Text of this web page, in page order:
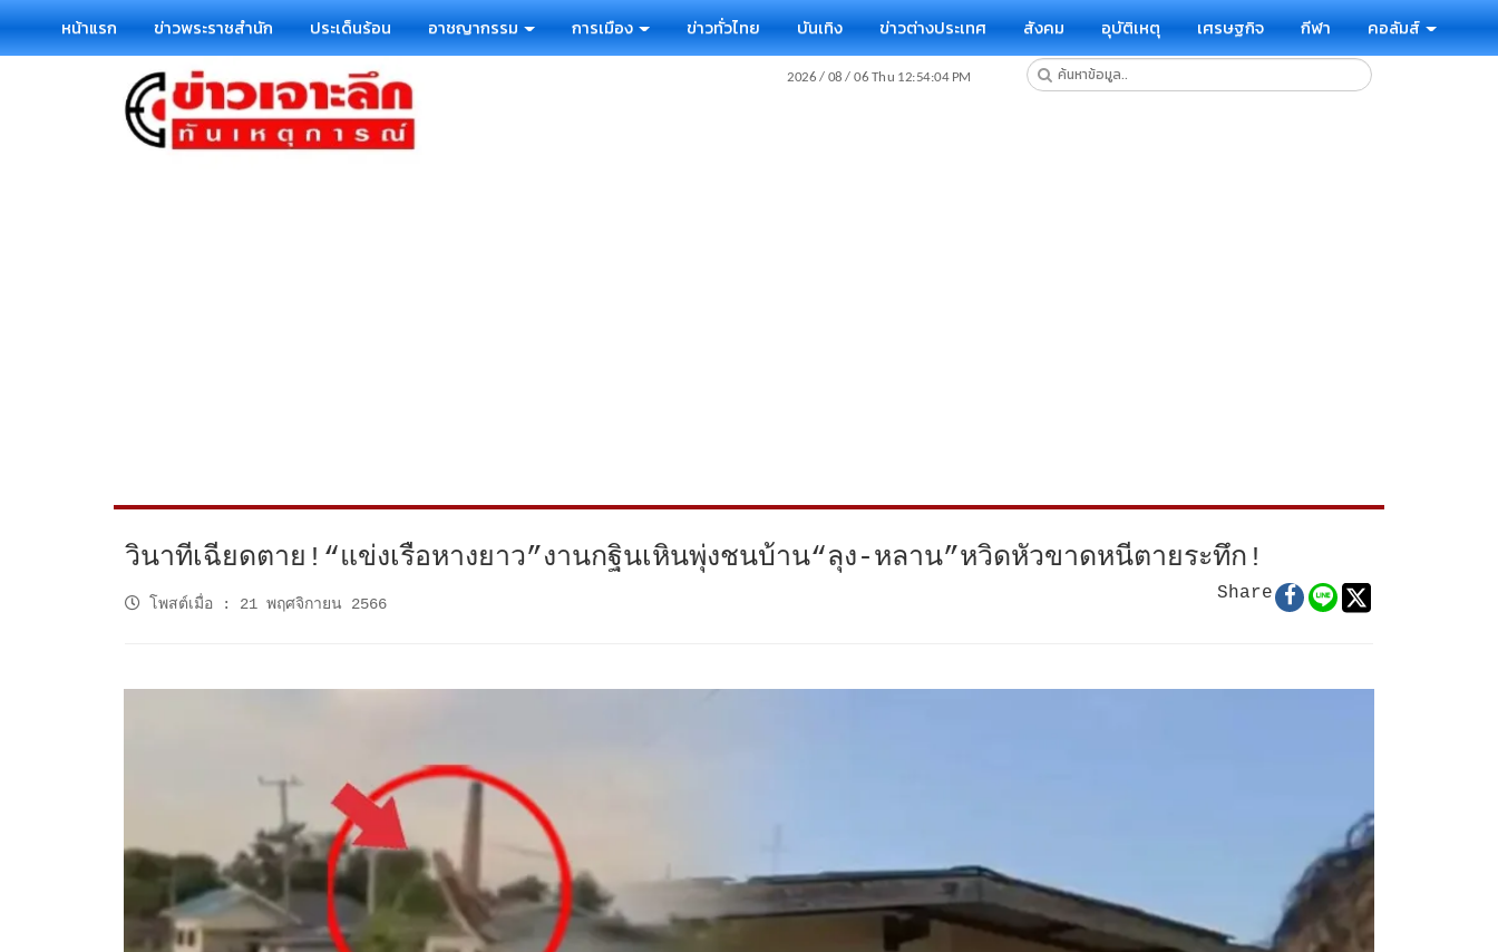
หน้าแรก ข่าวพระราชสำนัก ประเด็นร้อน อาชญากรรม การเมือง ข่าวทั่วไทย บันเทิง ข่าวต่างประเทศ สังคม อุบัติเหตุ เศรษฐกิจ กีฬา คอลัมส์
วินาทีเฉียดตาย!“แข่งเรือหางยาว”งานกฐินเหินพุ่งชนบ้าน“ลุง-หลาน”หวิดหัวขาดหนีตายระทึก!
โพสต์เมื่อ : 21 พฤศจิกายน 2566
Share